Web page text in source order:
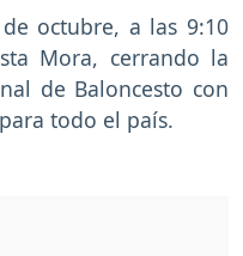
octubre, a las 9:10
Mora, cerrando la
de Baloncesto con
todo el país.